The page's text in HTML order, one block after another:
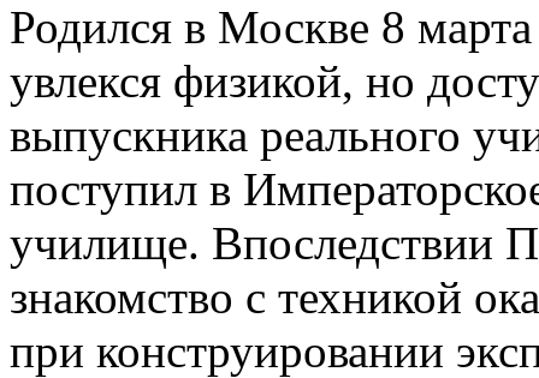
Родился в Москве 8
увлекся физикой, но
выпускника реального
поступил в
училище. Впоследствии
знакомство с техникой
при конструировании